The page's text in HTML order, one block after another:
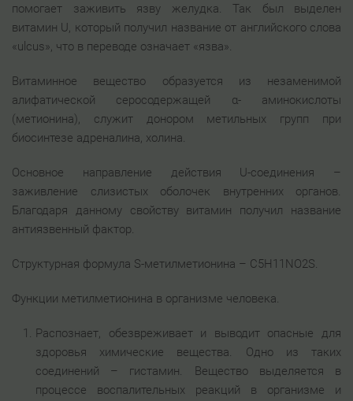
помогает заживить язву желудка. Так был выделен
витамин U, который получил название от английского слова
«ulcus», что в переводе означает «язва».
Витаминное вещество образуется из незаменимой
алифатической серосодержащей α- аминокислоты
(метионина), служит донором метильных групп при
биосинтезе адреналина, холина.
Основное направление действия U-соединения –
заживление слизистых оболочек внутренних органов.
Благодаря данному свойству витамин получил название
антиязвенный фактор.
Структурная формула S-метилметионина – C5H11NO2S.
Функции метилметионина в организме человека.
Распознает, обезвреживает и выводит опасные для
здоровья химические вещества. Одно из таких
соединений – гистамин. Вещество выделяется в
процессе воспалительных реакций в организме и